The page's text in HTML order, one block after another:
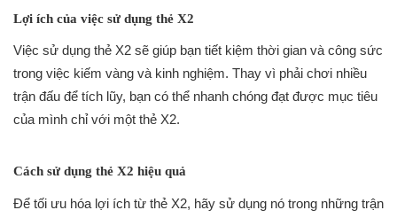
Lợi ích của việc sử dụng thẻ X2
Việc sử dụng thẻ X2 sẽ giúp bạn tiết kiệm thời gian và công sức
trong việc kiếm vàng và kinh nghiệm. Thay vì phải chơi nhiều
trận đấu để tích lũy, bạn có thể nhanh chóng đạt được mục tiêu
của mình chỉ với một thẻ X2.
Cách sử dụng thẻ X2 hiệu quả
Để tối ưu hóa lợi ích từ thẻ X2, hãy sử dụng nó trong những trận